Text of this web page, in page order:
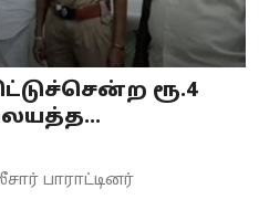
ரூ.4
பாராட்டினர்